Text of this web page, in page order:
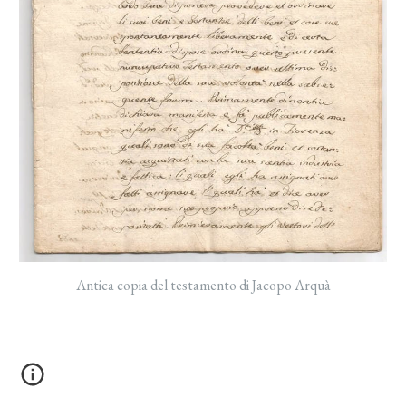
Antica copia del testamento di Jacopo Arquà